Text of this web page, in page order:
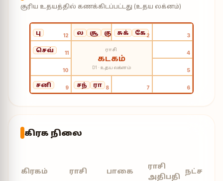
சூரிய உதயத்தில் கணக்கிடப்பட்டது (உதய லக்னம்)
பு 12 ல சூ குரு
1 சுக் கே2 3
செவ் 11 4
10 5
சனி 9 சந் ரா 8 7 6
ராசி
கடகம்
D1 · உதய லக்னம்
கிரக நிலை
கிரகம் ராசி பாகை
ராசி
அதிபதி